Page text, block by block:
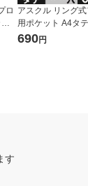
ロ アスクル リング
用ポケット A4タテ
さ0.06mm 1袋（100
690円
す